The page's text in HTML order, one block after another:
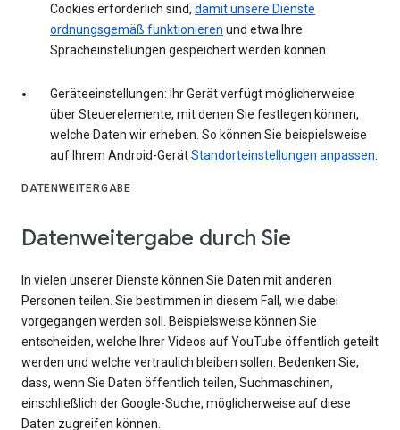
Cookies erforderlich sind, damit unsere Dienste
ordnungsgemäß funktionieren und etwa Ihre
Spracheinstellungen gespeichert werden können.
Geräteeinstellungen: Ihr Gerät verfügt möglicherweise
über Steuerelemente, mit denen Sie festlegen können,
welche Daten wir erheben. So können Sie beispielsweise
auf Ihrem Android-GerätStandorteinstellungen anpassen
DATENWEITERGABE
Datenweitergabe durch Sie
In vielen unserer Dienste können Sie Daten mit anderen
Personen teilen. Sie bestimmen in diesem Fall, wie dabei
vorgegangen werden soll. Beispielsweise können Sie
entscheiden, welche Ihrer Videos auf YouTube öffentlich geteilt
werden und welche vertraulich bleiben sollen. Bedenken Sie,
dass, wenn Sie Daten öffentlich teilen, Suchmaschinen,
einschließlich der Google-Suche, möglicherweise auf diese
Daten zugreifen können.